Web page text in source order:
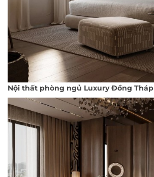
Nội thất phòng ngủ Luxury Đồng Tháp